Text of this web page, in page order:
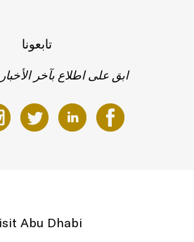
تابعونا
ابق على اطلاع بآخر
Abu Dhabi